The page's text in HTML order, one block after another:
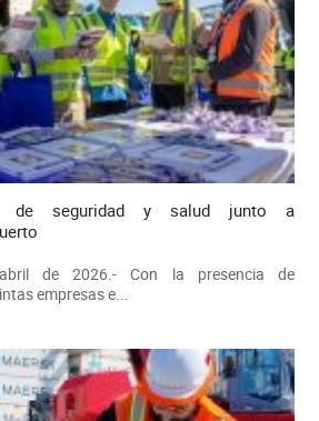
de seguridad y salud junto a
de 2026.- Con la presencia de
empresas e...